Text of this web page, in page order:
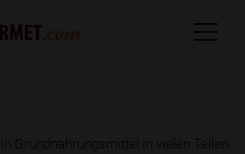
Grundnahrungsmittel in vielen Teilen